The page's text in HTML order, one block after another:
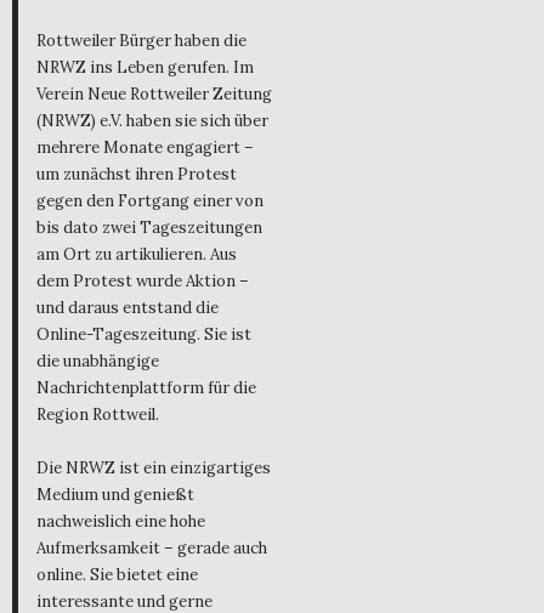
Rottweiler Bürger haben die
NRWZ ins Leben gerufen. Im
Verein Neue Rottweiler Zeitung
(NRWZ) e.V. haben sie sich über
mehrere Monate engagiert –
um zunächst ihren Protest
gegen den Fortgang einer von
bis dato zwei Tageszeitungen
am Ort zu artikulieren. Aus
dem Protest wurde Aktion –
und daraus entstand die
Online-Tageszeitung. Sie ist
die unabhängige
Nachrichtenplattform für die
Region Rottweil.
Die NRWZ ist ein einzigartiges
Medium und genießt
nachweislich eine hohe
Aufmerksamkeit – gerade auch
online. Sie bietet eine
interessante und gerne